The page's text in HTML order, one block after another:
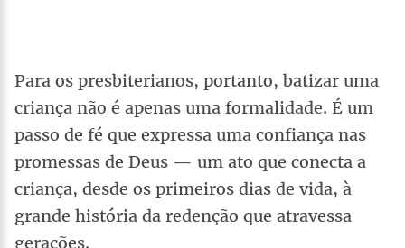
Para os presbiterianos, portanto, batizar uma
criança não é apenas uma formalidade. É um
passo de fé que expressa uma confiança nas
promessas de Deus — um ato que conecta a
criança, desde os primeiros dias de vida, à
grande história da redenção que atravessa
gerações.